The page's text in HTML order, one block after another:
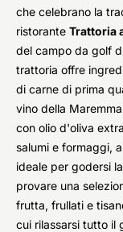
che celebrano la
ristorante Trattoria
del campo da golf
trattoria offre
di carne di prima
vino della
con olio d'oliva
salumi e formaggi,
ideale per godersi
provare una
frutta, frullati e
cui rilassarsi tutto il